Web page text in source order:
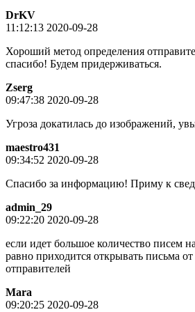
DrKV
11:12:13 2020-09-28
Хороший метод определения
спасибо! Будем придерживаться.
Zserg
09:47:38 2020-09-28
Угроза докатилась до изображений,
maestro431
09:34:52 2020-09-28
Спасибо за информацию! Приму к
admin_29
09:22:20 2020-09-28
если идет большое количество писем
равно приходится открывать письма
отправителей
Mara
09:20:25 2020-09-28